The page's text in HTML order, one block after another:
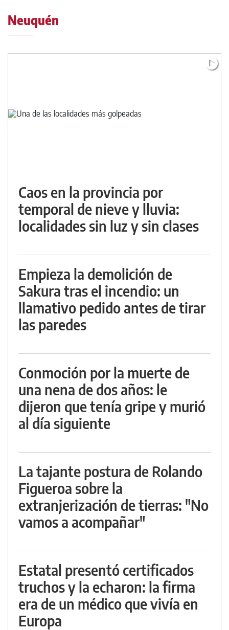
Neuquén
Caos en la provincia por
temporal de nieve y lluvia:
localidades sin luz y sin clases
Empieza la demolición de
Sakura tras el incendio: un
llamativo pedido antes de tirar
las paredes
Conmoción por la muerte de
una nena de dos años: le
dijeron que tenía gripe y murió
al día siguiente
La tajante postura de Rolando
Figueroa sobre la
extranjerización de tierras: "No
vamos a acompañar"
Estatal presentó certificados
truchos y la echaron: la firma
era de un médico que vivía en
Europa